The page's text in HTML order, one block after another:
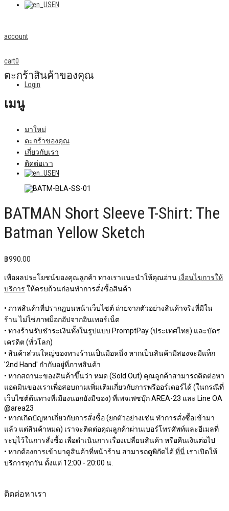
EN
account
Login
cart0
ตะกร้าสินค้าของคุณ
เมนู
มาใหม่
ตะกร้าของคุณ
เกี่ยวกับเรา
ติดต่อเรา
EN
BATMAN Short Sleeve T-Shirt: The
Batman Yellow Sketch
฿990.00
เพื่อผลประโยชน์ของคุณลูกค้า ทางเราแนะนำให้คุณอ่าน เงื่อนไขการให้
บริการ ให้ครบถ้วนก่อนทำการสั่งซื้อสินค้า
• ภาพสินค้าที่ปรากฎบนหน้าเว็บไซต์ ถ่ายจากตัวอย่างสินค้าจริงที่มีใน
ร้าน ไม่ใช่ภาพม็อกอัปจากอินเทอร์เน็ต
• ทางร้านรับชำระเงินทั้งในรูปแบบ PromptPay (ประเทศไทย) และบัตร
เครดิต (ทั่วโลก)
• สินค้าส่วนใหญ่ของทางร้านเป็นมือหนึ่ง หากเป็นสินค้ามีสองจะมีแท็ก
'2nd Hand' กำกับอยู่ที่ภาพสินค้า
• หากสถานะของสินค้าขึ้นว่า หมด (Sold Out) คุณลูกค้าสามารถติดต่อหา
แอดมินของเราเพื่อสอบถามเพิ่มเติมเกี่ยวกับการพรีออร์เดอร์ได้ (ในกรณีที่
เว็บไซต์ต้นทางที่เมืองนอกยังมีของ) ที่เพจเฟซบุ๊ก AREA-23 และ Line OA
@area23
• หากเกิดปัญหาเกี่ยวกับการสั่งซื้อ (ยกตัวอย่างเช่น ทำการสั่งซื้อเข้ามา
แล้ว แต่สินค้าหมด) เราจะติดต่อคุณลูกค้าผ่านเบอร์โทรศัพท์และอีเมลที่
ระบุไว้ในการสั่งซื้อ เพื่อดำเนินการเรื่องเปลี่ยนสินค้า หรือคืนเงินต่อไป
• หากต้องการเข้ามาดูสินค้าที่หน้าร้าน สามารถดูพิกัดได้ ที่นี่ เราเปิดให้
บริการทุกวัน ตั้งแต่ 12:00 - 20:00 น.
ติดต่อหาเรา